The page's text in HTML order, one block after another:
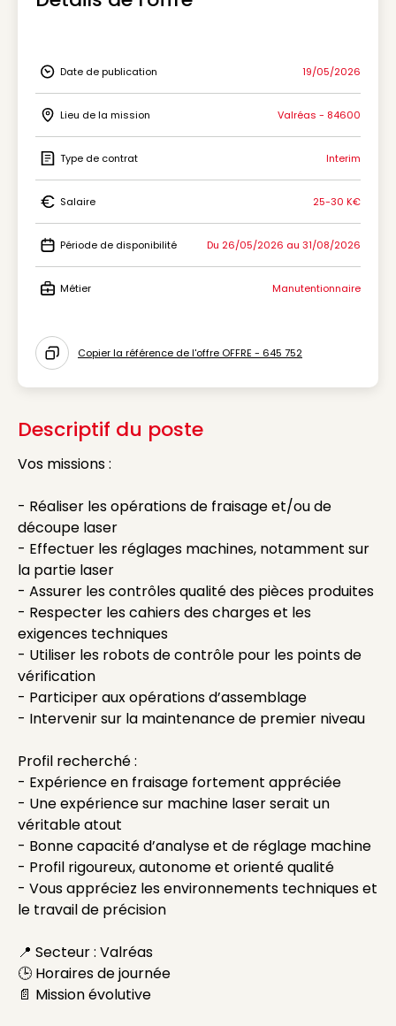
Icon Date de publication
Date de publication 19/05/2026
Icon Lieu de la mission
Lieu de la mission Valréas - 84600
Icon Type de contrat
Type de contrat Interim
Icon Salaire
Salaire 25-30 K€
Icon Période de disponibilité
Période de disponibilité Du 26/05/2026 au 31/08/2026
Métier Manutentionnaire
Icon copy to clipboard
Copier la référence de l'offre OFFRE - 645 752
Descriptif du poste
Vos missions :
- Réaliser les opérations de fraisage et/ou de
découpe laser
- Effectuer les réglages machines, notamment sur
la partie laser
- Assurer les contrôles qualité des pièces produites
- Respecter les cahiers des charges et les
exigences techniques
- Utiliser les robots de contrôle pour les points de
vérification
- Participer aux opérations d’assemblage
- Intervenir sur la maintenance de premier niveau
Profil recherché :
- Expérience en fraisage fortement appréciée
- Une expérience sur machine laser serait un
véritable atout
- Bonne capacité d’analyse et de réglage machine
- Profil rigoureux, autonome et orienté qualité
- Vous appréciez les environnements techniques et
le travail de précision
📍 Secteur : Valréas
🕒 Horaires de journée
📄 Mission évolutive